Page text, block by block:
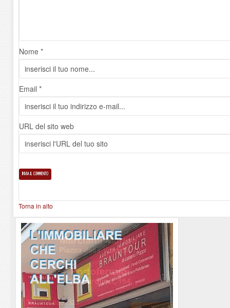
Nome *
Email *
URL del sito web
Torna in alto